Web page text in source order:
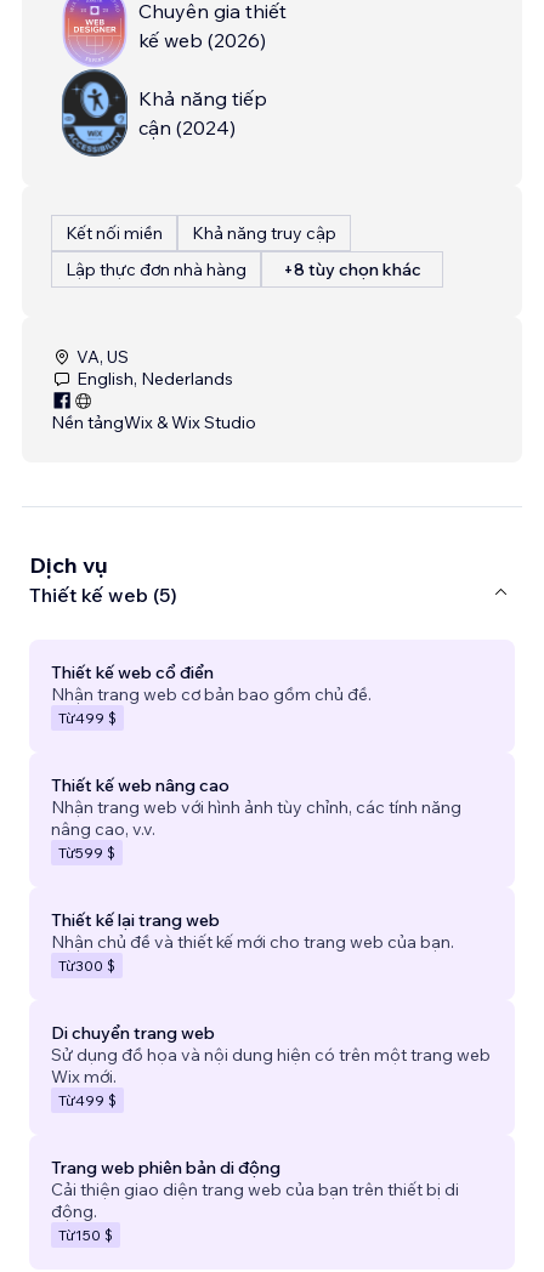
Chuyên gia thiết
kế web (2026)
Khả năng tiếp
cận (2024)
Kết nối miền
Khả năng truy cập
Lập thực đơn nhà hàng
+8 tùy chọn khác
VA, US
English, Nederlands
Nền tảngWix & Wix Studio
Dịch vụ
Thiết kế web (5)
Thiết kế web cổ điển
Nhận trang web cơ bản bao gồm chủ đề.
Từ499 $
Thiết kế web nâng cao
Nhận trang web với hình ảnh tùy chỉnh, các tính năng
nâng cao, v.v.
Từ599 $
Thiết kế lại trang web
Nhận chủ đề và thiết kế mới cho trang web của bạn.
Từ300 $
Di chuyển trang web
Sử dụng đồ họa và nội dung hiện có trên một trang web
Wix mới.
Từ499 $
Trang web phiên bản di động
Cải thiện giao diện trang web của bạn trên thiết bị di
động.
Từ150 $